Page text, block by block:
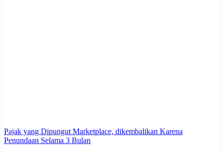
Pajak yang Dipungut Marketplace, dikembalikan Karena
Penundaan Selama 3 Bulan